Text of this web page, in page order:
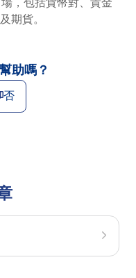
，包括貨幣對、貴金
期貨。
助嗎？
否